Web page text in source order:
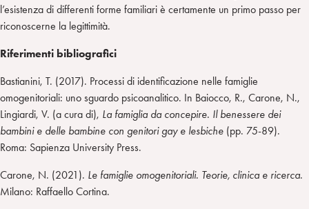
l’esistenza di differenti forme familiari è certamente un primo passo per
riconoscerne la legittimità.
Riferimenti bibliografici
Bastianini, T. (2017). Processi di identificazione nelle famiglie
omogenitoriali: uno sguardo psicoanalitico. In Baiocco, R., Carone, N.,
Lingiardi, V. (a cura di), La famiglia da concepire. Il benessere dei
bambini e delle bambine con genitori gay e lesbiche (pp. 75-89).
Roma: Sapienza University Press.
Carone, N. (2021). Le famiglie omogenitoriali. Teorie, clinica e ricerca.
Milano: Raffaello Cortina.